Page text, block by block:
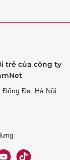
trẻ của công ty
Đống Đa, Hà Nội